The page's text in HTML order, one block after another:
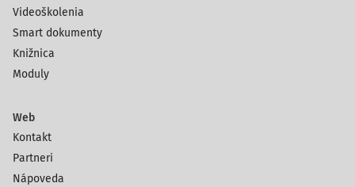
Videoškolenia
Smart dokumenty
Knižnica
Moduly
Web
Kontakt
Partneri
Nápoveda